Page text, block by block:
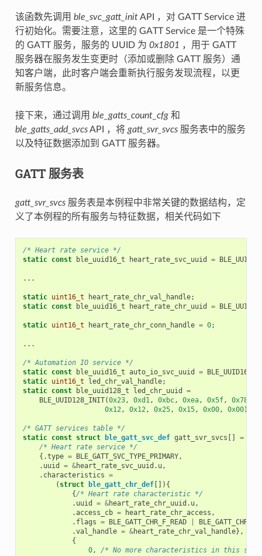
该函数先调用 ble_svc_gatt_initAPI ，对 GATT Service 进
行初始化。需要注意，这里的 GATT Service 是一个特殊
的 GATT 服务，服务的 UUID 为 0x1801 ，用于 GATT
服务器在服务发生变更时（添加或删除 GATT 服务）通
知客户端，此时客户端会重新执行服务发现流程，以更
新服务信息。
接下来，通过调用 ble_gatts_count_cfg和
ble_gatts_add_svcsAPI ，将 gatt_svr_svcs服务表中的服务
以及特征数据添加到 GATT 服务器。
GATT 服务表
gatt_svr_svcs服务表是本例程中非常关键的数据结构，定
义了本例程的所有服务与特征数据，相关代码如下
/* Heart rate service */
static const ble_uuid16_t heart_rate_svc_uuid =
...
static uint16_t heart_rate_chr_val_handle;
static const ble_uuid16_t heart_rate_chr_uuid =
static uint16_t heart_rate_chr_conn_handle = 0;
...
/* Automation IO service */
static const ble_uuid16_t auto_io_svc_uuid =
static uint16_t led_chr_val_handle;
static const ble_uuid128_t led_chr_uuid
=
BLE_UUID128_INIT(0x23, 0xd1, 0xbc, 0xea, 0x5f, 0x78
0x12, 0x12, 0x25, 0x15, 0x00, 0x00);
/* GATT services table */
static const struct ble_gatt_svc_def gatt_svr_svcs [] =
/* Heart rate service */
{.type = BLE_GATT_SVC_TYPE_PRIMARY,
. uuid = &heart_rate_svc_uuid . u,
. characteristics =
( struct ble_gatt_chr_def[]){
{/* Heart rate characteristic */
. uuid = &heart_rate_chr_uuid . u,
.access_cb = heart_rate_chr_access ,
. flags = BLE_GATT_CHR_F_READ
.val_handle = &heart_rate_chr_val_handle},
{
0,
/* No more characteristics in this